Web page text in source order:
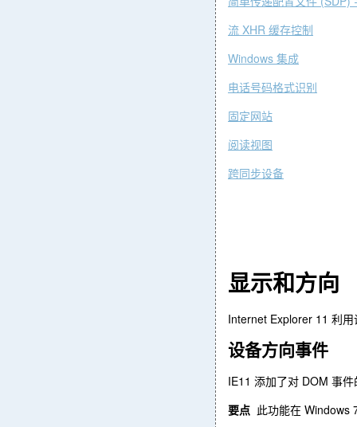
流 XHR 缓存控制
Windows 集成
电话号码格式识别
固定网 站
阅读视 图
跨同步设备
显示和方向
Internet Explorer 11 利用
设备方向事件
IE11 添加了对 DOM 事件
要点 此功能在 Windows